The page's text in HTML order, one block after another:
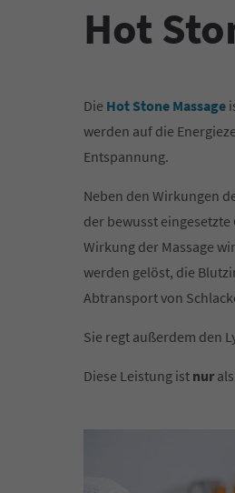
Hot
Die Hot Stone Massage
werden auf die
Entspannung.
Neben den Wirkungen
der bewusst eingesetzte
Wirkung der Massage
werden gelöst, die
Abtransport von
Sie regt außerdem den
Diese Leistung ist nur